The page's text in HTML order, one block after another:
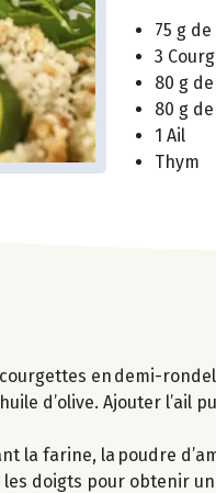
75 g
3
80 g
80 g
1 Ail
Thym
courgettes en demi-
d’olive. Ajouter
la farine, la poudre
les doigts pour obtenir